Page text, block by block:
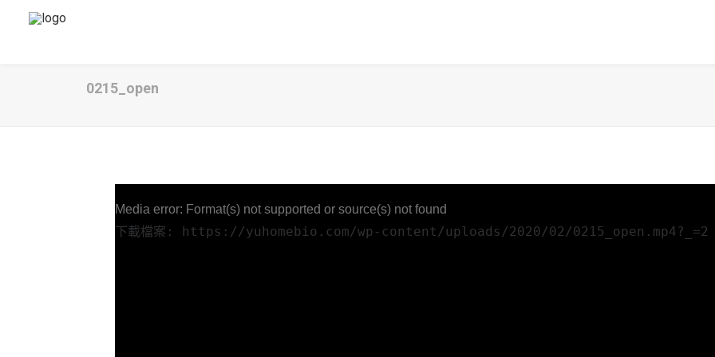
0215_open
Media error: Format(s) not supported or source(s) not found
下載檔案: https://yuhomebio.com/wp-content/uploads/2020/02/0215_open.mp4?_=2